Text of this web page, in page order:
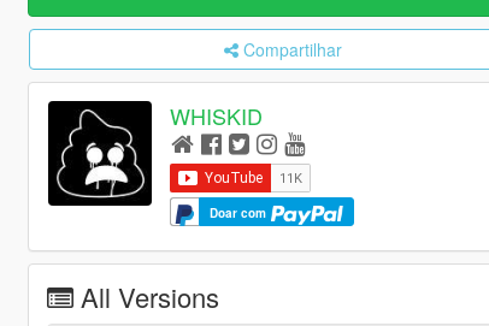
Compartilhar
WHISKID
Doar com
All Versions